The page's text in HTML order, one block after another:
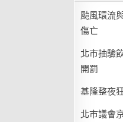
颱風環流
傷亡
北市抽驗
開罰
基隆整夜
北市議會